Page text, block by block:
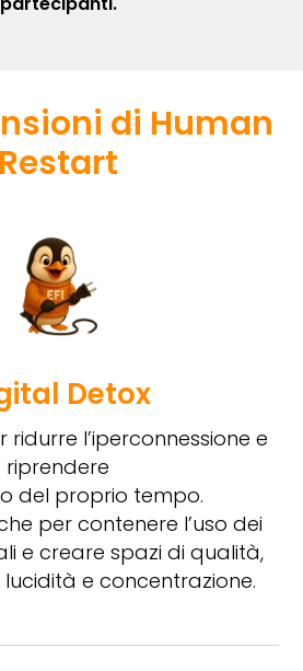
di Human
Restart
Detox
ridurre l’iperconnessione e
riprendere
del proprio tempo.
per contenere l’uso dei
e creare spazi di qualità,
e concentrazione.